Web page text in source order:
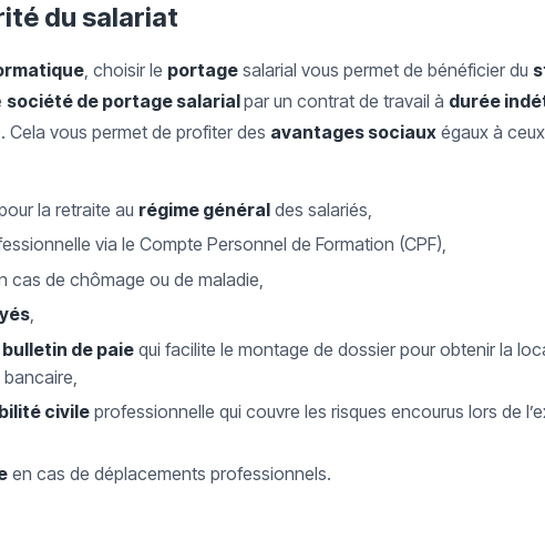
du salariat
, choisir le portage salarial vous permet de bénéficier du
société de portage salarialpar un contrat de travail à durée
Cela vous permet de profiter des avantages sociaux égaux à
la retraite au régime général des salariés,
via le Compte Personnel de Formation (CPF),
cas de chômage ou de maladie,
,
bulletin de paie qui facilite le montage de dossier pour obtenir la
civile professionnelle qui couvre les risques encourus lors de
en cas de déplacements professionnels.